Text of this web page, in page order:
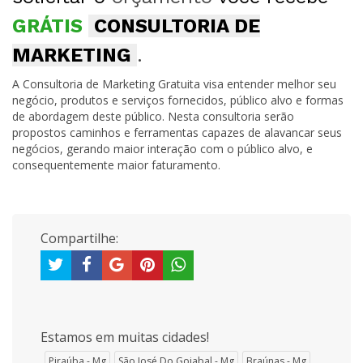
GRÁTIS CONSULTORIA DE
MARKETING .
A Consultoria de Marketing Gratuita visa entender melhor seu
negócio, produtos e serviços fornecidos, público alvo e formas
de abordagem deste público. Nesta consultoria serão
propostos caminhos e ferramentas capazes de alavancar seus
negócios, gerando maior interação com o público alvo, e
consequentemente maior faturamento.
Compartilhe:
Estamos em muitas cidades!